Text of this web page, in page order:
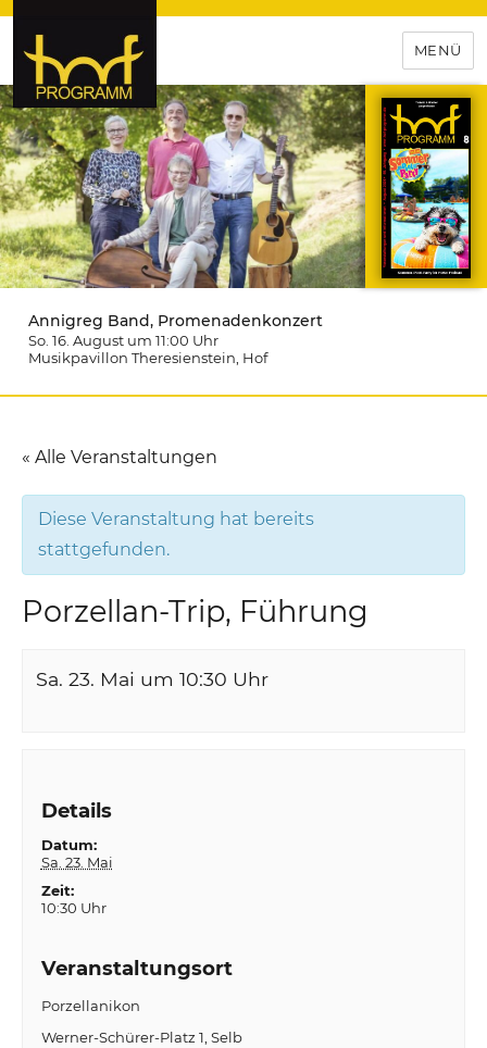
hof-programm – das
Veranstaltungsportal für
Hochfranken
MENÜ
Annigreg Band, Promenadenkonzert
So. 16. August um 11:00 Uhr
Musikpavillon Theresienstein , Hof
« Alle Veranstaltungen
Diese Veranstaltung hat bereits
stattgefunden.
Porzellan-Trip, Führung
Sa. 23. Mai um 10:30 Uhr
Details
Datum:
Sa. 23. Mai
Zeit:
10:30 Uhr
Veranstaltungsort
Porzellanikon
Werner-Schürer-Platz 1 Selb